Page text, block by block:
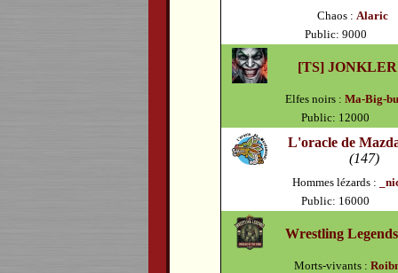
Chaos : Alaric
Public: 9000
[TS] JONKLER
Elfes noirs : Ma-Big-
Public: 12000
L'oracle de
(147)
Hommes lézards :
Public: 16000
Wrestling Legends
Morts-vivants :